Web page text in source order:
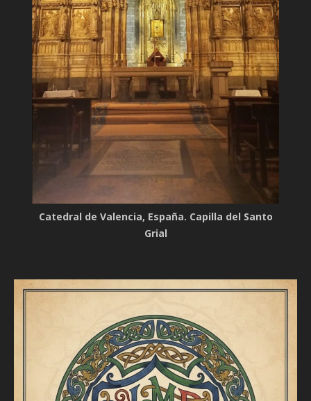
Catedral de Valencia, España. Capilla del Santo
Grial